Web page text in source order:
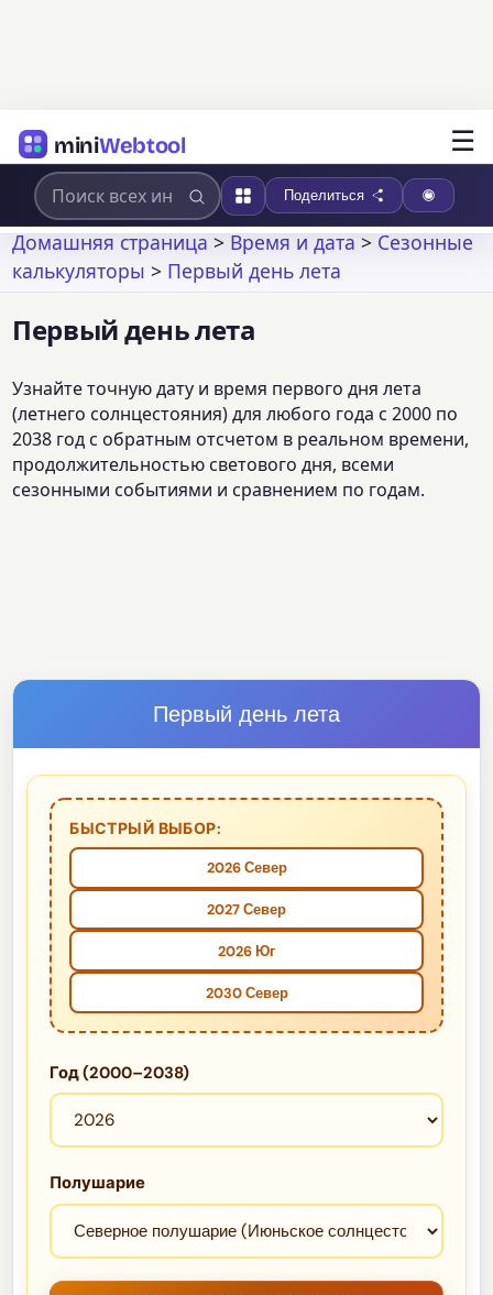
miniWebtool ☰
Поделиться
Домашняя страница>Время и дата>Сезонные
калькуляторы > Первый день лета
Первый день лета
Узнайте точную дату и время первого дня лета
(летнего солнцестояния) для любого года с 2000 по
2038 год с обратным отсчетом в реальном времени,
продолжительностью светового дня, всеми
сезонными событиями и сравнением по годам.
Первый день лета
БЫСТРЫЙ ВЫБОР:
2026 Север
2027 Север
2026 Юг
2030 Север
Год (2000–2038)
Полушарие